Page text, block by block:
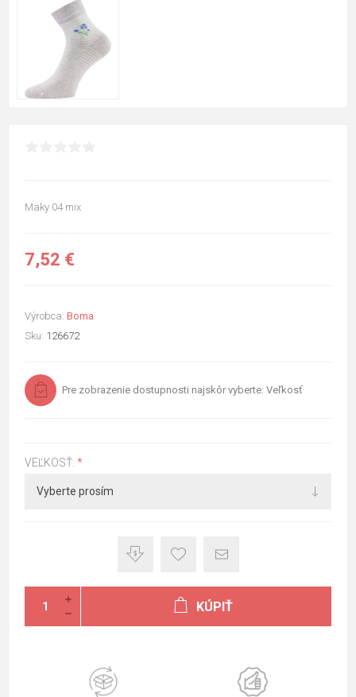
Maky 04 mix
7,52 €
Výrobca: Boma
Sku: 126672
Pre zobrazenie dostupnosti najskôr vyberte: Veľkosť
VEĽKOSŤ: *
KÚPIŤ